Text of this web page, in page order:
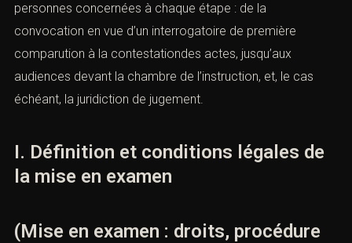
personnes concernées à chaque étape : de la
convocation en vue d’un interrogatoire de première
comparution à la contestationdes actes, jusqu’aux
audiences devant la chambre de l’instruction, et, le cas
échéant, la juridiction de jugement.
I. Définition et conditions légales de
la mise en examen
(Mise en examen : droits, procédure